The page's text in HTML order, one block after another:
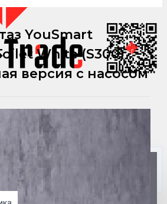
YouSmart
White (S300)
версия с насосом